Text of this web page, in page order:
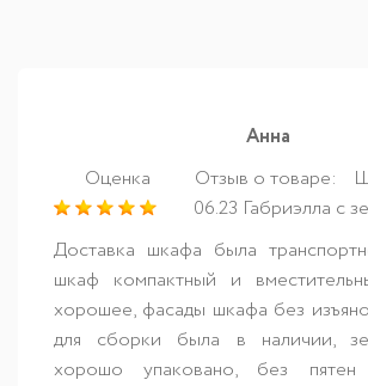
Анна
Оценка
Отзыв о товаре:
06.23 Габриэлла с
Доставка шкафа была
шкаф компактный и
хорошее, фасады шкафа без
для сборки была в наличии,
хорошо упаковано, без